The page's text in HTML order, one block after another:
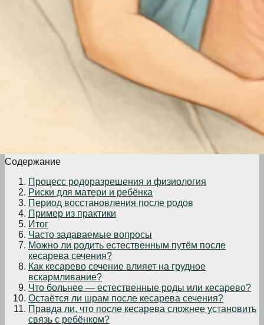
Содержание
Процесс родоразрешения и физиология
Риски для матери и ребёнка
Период восстановления после родов
Пример из практики
Итог
Часто задаваемые вопросы
Можно ли родить естественным путём после
кесарева сечения?
Как кесарево сечение влияет на грудное
вскармливание?
Что больнее — естественные роды или кесарево?
Остаётся ли шрам после кесарева сечения?
Правда ли, что после кесарева сложнее установить
связь с ребёнком?